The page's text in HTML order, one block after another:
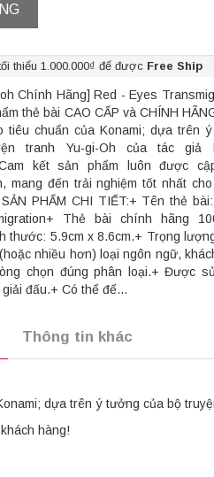
thiểu 1.000.000₫ để được Free Ship
Chính Hãng] Red - Eyes
thẻ bài CAO CẤP và CHÍNH
tiêu chuẩn của Konami; dựa trên
tranh Yu-gi-Oh của tác giả
Cam kết sản phẩm luôn được
mang đến trải nghiệm tốt nhất cho
PHẨM CHI TIẾT:+ Tên thẻ
Thẻ bài chính hãng
thước: 5.9cm x 8.6cm.+ Trọng
nhiều hơn) loại ngôn ngữ,
chọn đúng phân loại.+ Được
đấu.+ Có thể để...
Thông tin khác
dựa trên ý tưởng của bộ
hàng!